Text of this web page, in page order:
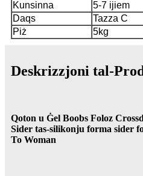
Kunsinna
5-7 ijiem
Daqs
Tazza C
Piż
5kg
Deskrizzjoni tal-
Qoton u Ġel Boobs Foloz
Sider tas-silikonju forma sider
To Woman